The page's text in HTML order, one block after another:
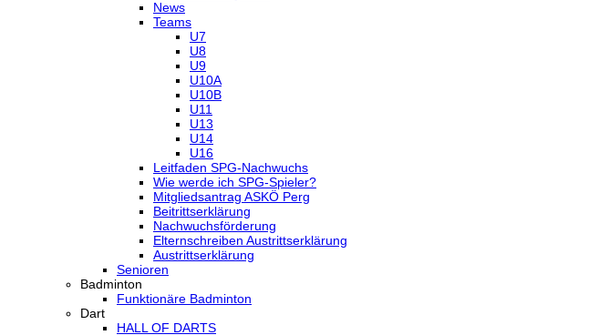
News
Teams
U7
U8
U9
U10A
U10B
U11
U13
U14
U16
Leitfaden SPG-Nachwuchs
Wie werde ich SPG-Spieler?
Mitgliedsantrag ASKÖ Perg
Beitrittserklärung
Nachwuchsförderung
Elternschreiben Austrittserklärung
Austrittserklärung
Senioren
Badminton
Funktionäre Badminton
Dart
HALL OF DARTS